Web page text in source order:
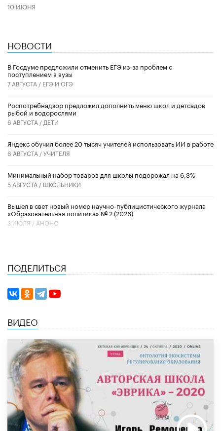
10 ИЮНЯ
НОВОСТИ
В Госдуме предложили отменить ЕГЭ из-за проблем с
поступлением в вузы
7 АВГУСТА / ЕГЭ И ОГЭ
Роспотребнадзор предложил дополнить меню школ и детсадов
рыбой и водорослями
6 АВГУСТА / ДЕТИ
​Яндекс обучил более 20 тысяч учителей использовать ИИ в работе
6 АВГУСТА /УЧИТЕЛЯ
Минимальный набор товаров для школы подорожал на 6,3%
5 АВГУСТА / ШКОЛЬНИКИ
Вышел в свет новый номер научно-публицистического журнала
«Образовательная политика» № 2 (2026)
3 ИЮЛЯ / АНОНС
ПОДЕЛИТЬСЯ
ВИДЕО